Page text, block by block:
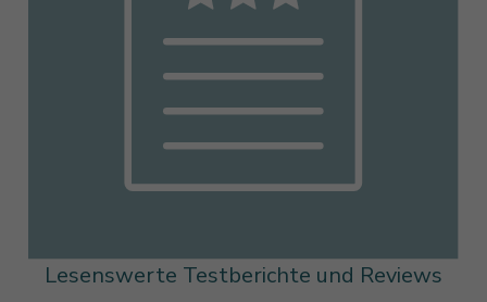
Lesenswerte Testberichte und Reviews